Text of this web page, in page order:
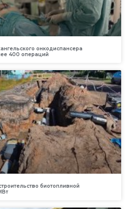
онкодиспансера
400 операций
биотопливной